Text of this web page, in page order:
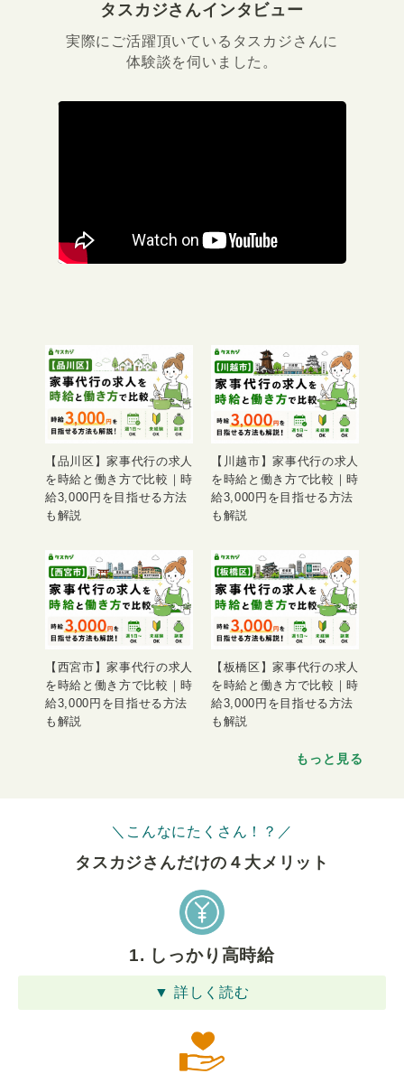
タスカジさんインタビュー
実際にご活躍頂いているタスカジさんに
体験談を伺いました。
【品川区】家事代行の求人
を時給と働き方で比較｜時
給3,000円を目指せる方法
も解説
【川越市】家事代行の求人
を時給と働き方で比較｜時
給3,000円を目指せる方法
も解説
【西宮市】家事代行の求人
を時給と働き方で比較｜時
給3,000円を目指せる方法
も解説
【板橋区】家事代行の求人
を時給と働き方で比較｜時
給3,000円を目指せる方法
も解説
もっと見る
＼こんなにたくさん！？／
タスカジさんだけの４⼤メリット
1. しっかり高時給
▼ 詳しく読む